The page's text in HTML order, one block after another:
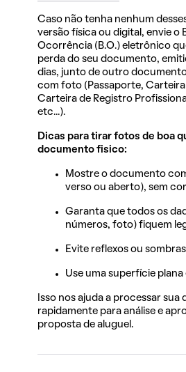
Caso não tenha nenhum
versão física ou digital, envie o
Ocorrência (B.O.) eletrônico
perda do seu documento,
dias, junto de outro
com foto (Passaporte, Carteira
Carteira de Registro
etc…).
Dicas para tirar fotos de boa
documento fisico:
Mostre o documento
verso ou aberto), sem
Garanta que todos os
números, foto) fiquem
Evite reflexos ou
Use uma superfície plana
Isso nos ajuda a processar
rapidamente para análise e
proposta de aluguel.